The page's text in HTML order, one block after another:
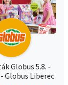
Globus 5.8. -
Globus Liberec